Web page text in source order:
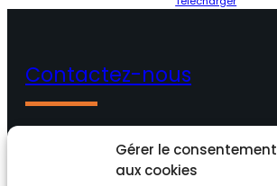
Gérer le consentement
aux cookies
Contactez-nous
03 82 82 65 16